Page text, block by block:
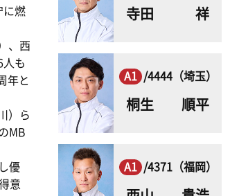
に燃
、西
人も
年と
）ら
MB
優
意
寺田 祥
A1 /4444（埼玉）
桐生 順平
A1 /4371（福岡）